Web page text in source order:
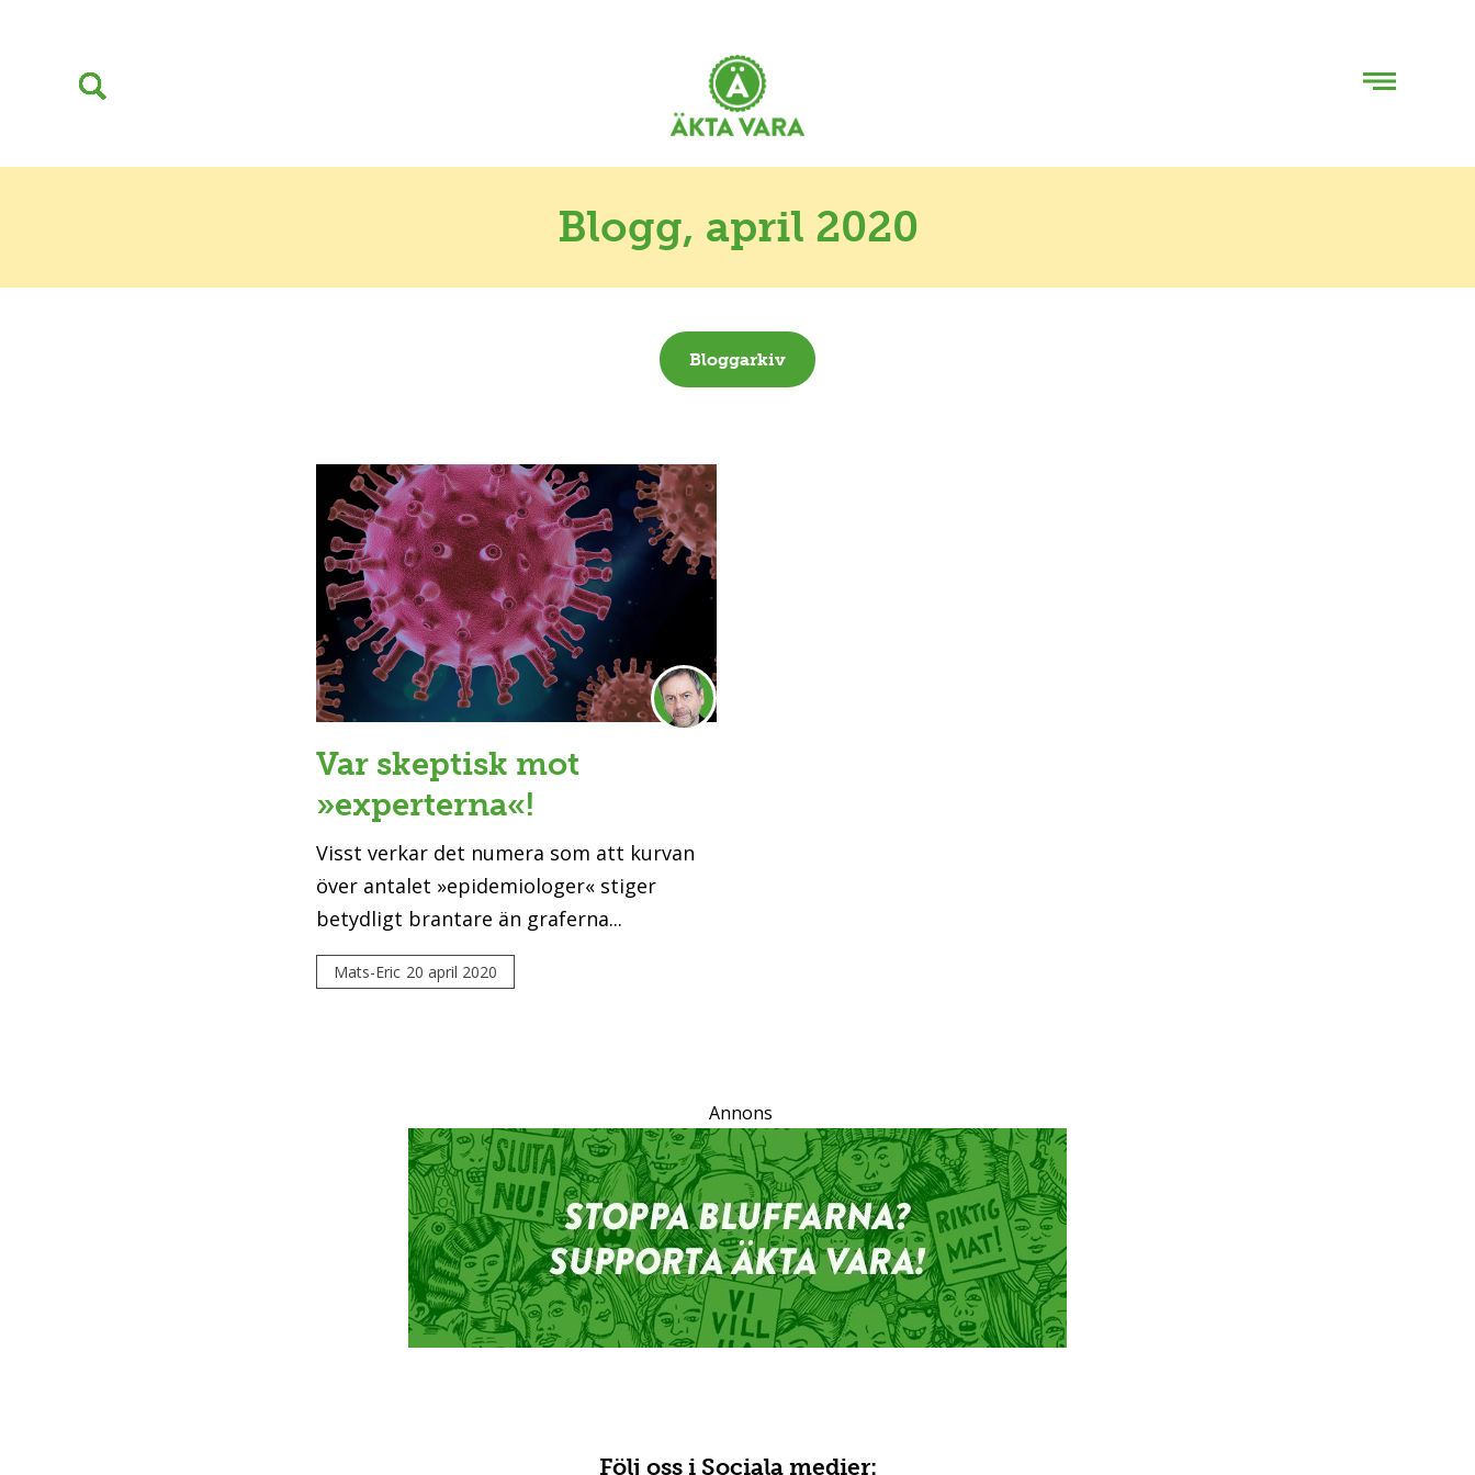
Blogg, april 2020
Bloggarkiv
Var skeptisk mot
»experterna«!
Visst verkar det numera som att kurvan
över antalet »epidemiologer« stiger
betydligt brantare än graferna...
Mats-Eric 20 april 2020
Annons
Följ oss i Sociala medier: